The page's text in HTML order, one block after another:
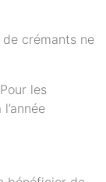
crémants ne
les